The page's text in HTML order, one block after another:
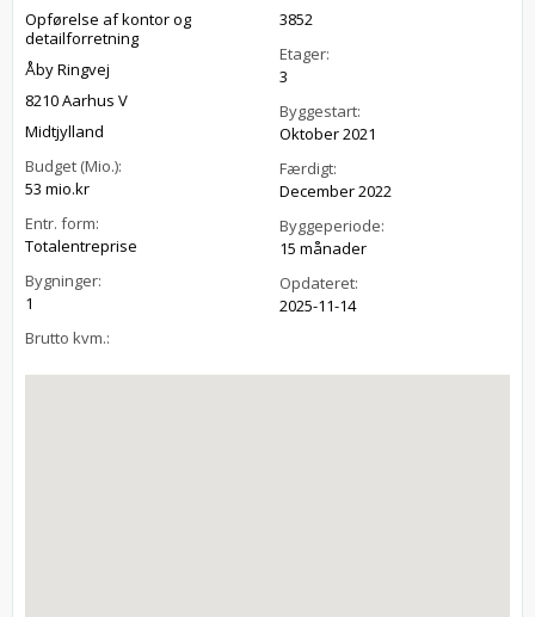
Opførelse af kontor og
detailforretning
Åby Ringvej
8210 Aarhus V
Midtjylland
Budget (Mio.):
53 mio.kr
Entr. form:
Totalentreprise
Bygninger:
1
Brutto kvm.:
3852
Etager:
3
Byggestart:
Oktober 2021
Færdigt:
December 2022
Byggeperiode:
15 månader
Opdateret:
2025-11-14